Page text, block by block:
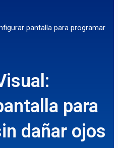
pantalla para programar
para
dañar ojos